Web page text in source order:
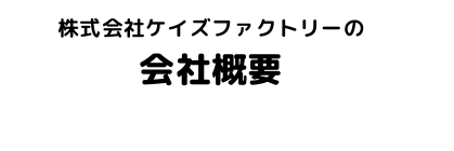
株式会社ケイズファクトリーの
会社概要